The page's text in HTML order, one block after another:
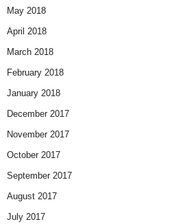
May 2018
April 2018
March 2018
February 2018
January 2018
December 2017
November 2017
October 2017
September 2017
August 2017
July 2017